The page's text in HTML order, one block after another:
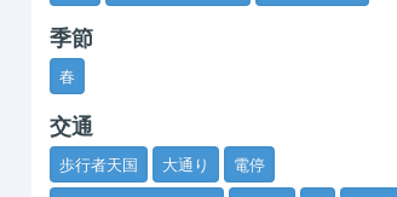
季節
春
交通
歩行者天国 大通り
電停